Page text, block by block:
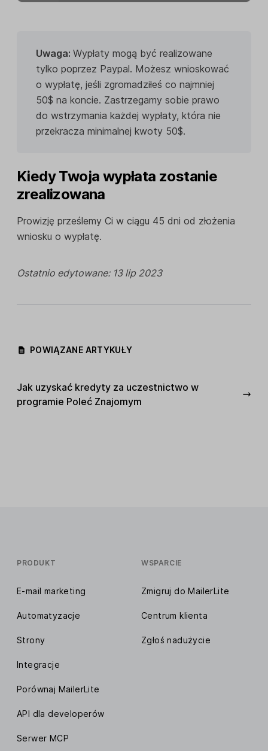
Uwaga: Wypłaty mogą być realizowane
tylko poprzez Paypal. Możesz wnioskować
o wypłatę, jeśli zgromadziłeś co najmniej
50$ na koncie. Zastrzegamy sobie prawo
do wstrzymania każdej wypłaty, która nie
przekracza minimalnej kwoty 50$.
Kiedy Twoja wypłata zostanie
zrealizowana
Prowizję prześlemy Ci w ciągu 45 dni od złożenia
wniosku o wypłatę.
Ostatnio edytowane: 13 lip 2023
POWIĄZANE ARTYKUŁY
Jak uzyskać kredyty za uczestnictwo w
programie Poleć Znajomym
PRODUKT
E-mail marketing
Automatyzacje
Strony
Integracje
Porównaj MailerLite
API dla developerów
Serwer MCP
WSPARCIE
Zmigruj do MailerLite
Centrum klienta
Zgłoś nadużycie